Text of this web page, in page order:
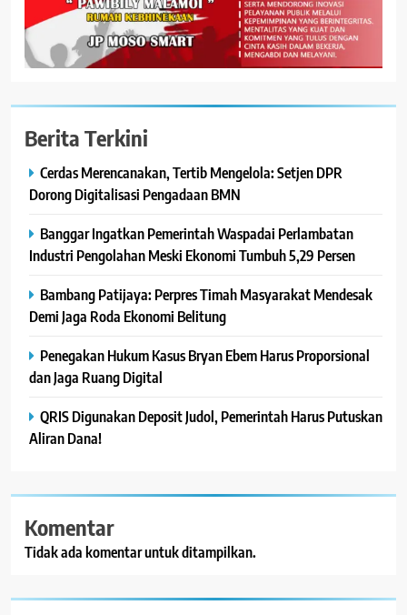
Berita Terkini
Cerdas Merencanakan, Tertib Mengelola: Setjen DPR
Dorong Digitalisasi Pengadaan BMN
Banggar Ingatkan Pemerintah Waspadai Perlambatan
Industri Pengolahan Meski Ekonomi Tumbuh 5,29 Persen
Bambang Patijaya: Perpres Timah Masyarakat Mendesak
Demi Jaga Roda Ekonomi Belitung
Penegakan Hukum Kasus Bryan Ebem Harus Proporsional
dan Jaga Ruang Digital
QRIS Digunakan Deposit Judol, Pemerintah Harus Putuskan
Aliran Dana!
Komentar
Tidak ada komentar untuk ditampilkan.